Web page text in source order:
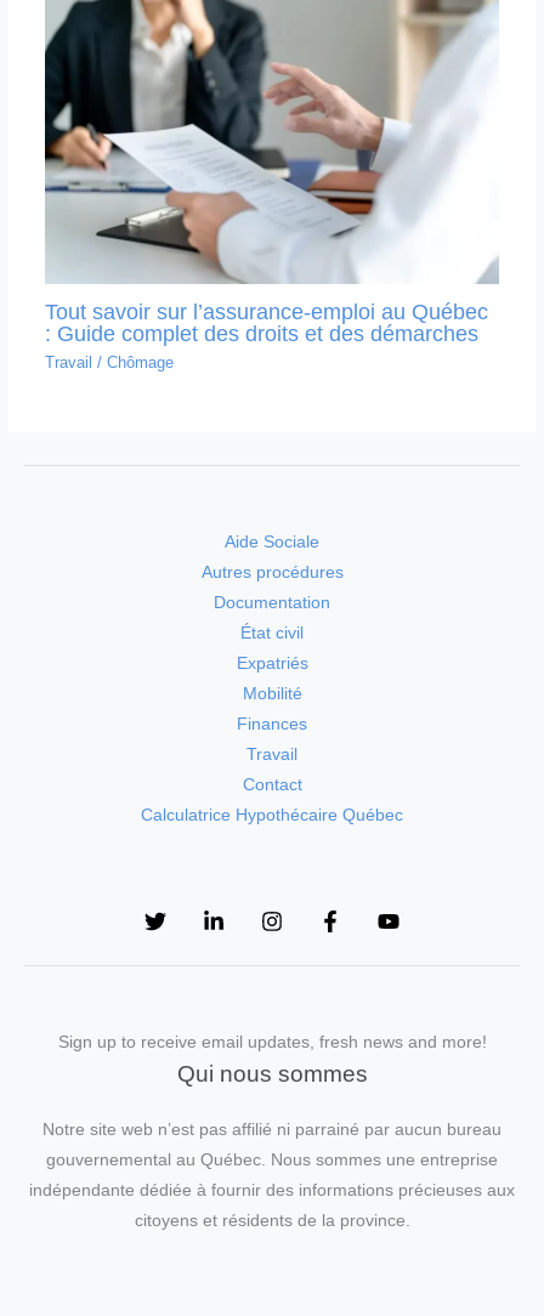
Tout savoir sur l’assurance-emploi au Québec
: Guide complet des droits et des démarches
Travail / Chômage
Aide Sociale
Autres procédures
Documentation
État civil
Expatriés
Mobilité
Finances
Travail
Contact
Calculatrice Hypothécaire Québec
Sign up to receive email updates, fresh news and more!
Qui nous sommes
Notre site web n’est pas affilié ni parrainé par aucun bureau
gouvernemental au Québec. Nous sommes une entreprise
indépendante dédiée à fournir des informations précieuses aux
citoyens et résidents de la province.